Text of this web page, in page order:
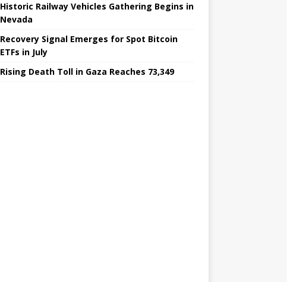
Historic Railway Vehicles Gathering Begins in
Nevada
Recovery Signal Emerges for Spot Bitcoin
ETFs in July
Rising Death Toll in Gaza Reaches 73,349